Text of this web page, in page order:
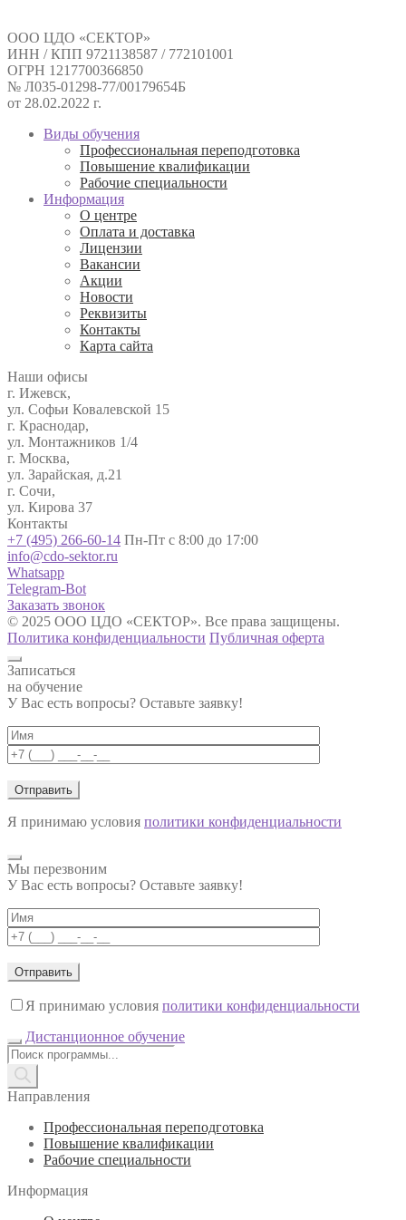
ООО ЦДО «СЕКТОР»
ИНН / КПП 9721138587 / 772101001
ОГРН 1217700366850
№ Л035-01298-77/00179654Б
от 28.02.2022 г.
Виды обучения
Профессиональная переподготовка
Повышение квалификации
Рабочие специальности
Информация
О центре
Оплата и доставка
Лицензии
Вакансии
Акции
Новости
Реквизиты
Контакты
Карта сайта
Наши офисы
г. Ижевск,
ул. Софьи Ковалевской 15
г. Краснодар,
ул. Монтажников 1/4
г. Москва,
ул. Зарайская, д.21
г. Сочи,
ул. Кирова 37
Контакты
+7 (495) 266-60-14 Пн-Пт с 8:00 до 17:00
info@cdo-sektor.ru
Whatsapp
Telegram-Bot
Заказать звонок
© 2025 ООО ЦДО «СЕКТОР». Все права защищены.
Политика конфиденциальности Публичная оферта
Записаться
на обучение
У Вас есть вопросы? Оставьте заявку!
Я принимаю условия политики конфиденциальности
Мы перезвоним
У Вас есть вопросы? Оставьте заявку!
Я принимаю условия политики конфиденциальности
Дистанционное обучение
Поиск
товаров
Направления
Профессиональная переподготовка
Повышение квалификации
Рабочие специальности
Информация